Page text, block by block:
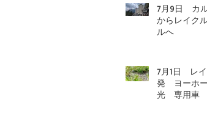
7月9日 カ
からレイク
ルへ
7月1日 レ
発 ヨーホ
光 専用車